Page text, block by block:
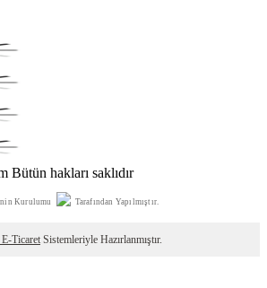
hakları saklıdır
Kurulumu Tarafından Yapılmıştır.
E-Ticaret Sistemleriyle Hazırlanmıştır.